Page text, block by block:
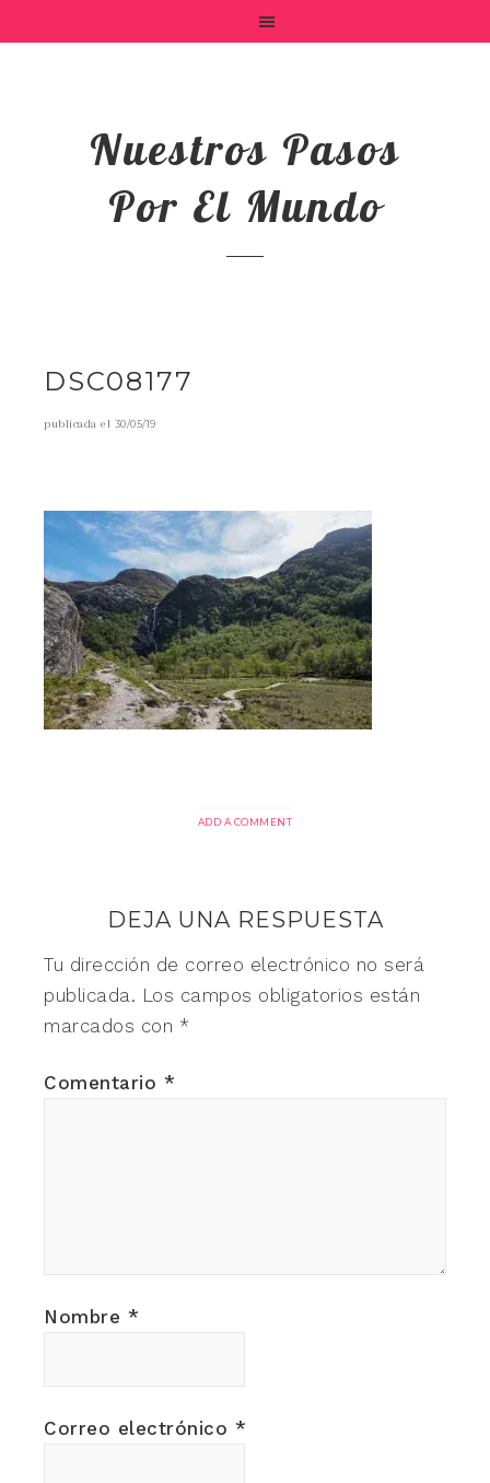
Nuestros Pasos
Por El Mundo
DSC08177
publicada el 30/05/19
ADD A COMMENT
DEJA UNA RESPUESTA
Tu dirección de correo electrónico no será
publicada. Los campos obligatorios están
marcados con *
Comentario *
Nombre *
Correo electrónico *